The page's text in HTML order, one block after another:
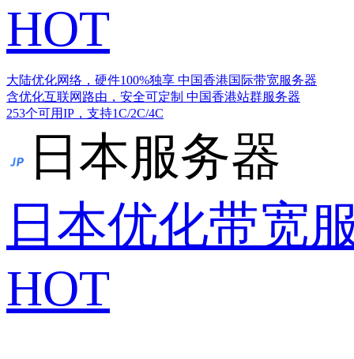
HOT
大陆优化网络，硬件100%独享 中国香港国际带宽服务器
含优化互联网路由，安全可定制 中国香港站群服务器
253个可用IP，支持1C/2C/4C
日本服务器
日本优化带宽
HOT